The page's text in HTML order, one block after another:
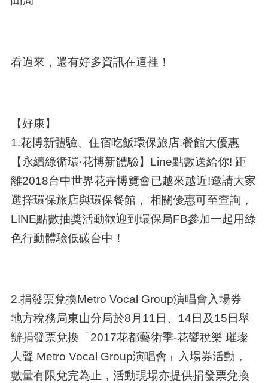
看過來，還有好多資訊在這裡！
【好康】
1.花博新體驗、住宿吃飯環保旅店.餐館大優惠
【永續綠循環‧花博新體驗】Line點數送給你! 距
離2018台中世界花卉博覽會已越來越近!邀請大家
選擇環保旅店與環保餐館， 相關優惠可至查詢，
LINE點數抽獎活動歡迎到環保局FB參加一起用綠
色行動體驗低碳台中！
2.捐發票兌換Metro Vocal Group演唱會入場券
地方稅務局東山分局於8月11日、14日及15日舉
辦捐發票兌換「2017花都藝術季-花饗稅樂 璀璨
人聲 Metro Vocal Group演唱會」入場券活動，
數量有限兌完為止，活動現場亦提供捐發票兌換